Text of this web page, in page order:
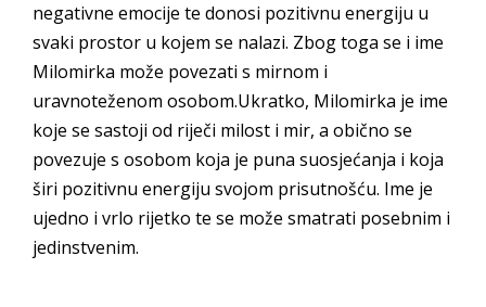
negativne emocije te donosi pozitivnu energiju u
svaki prostor u kojem se nalazi. Zbog toga se i ime
Milomirka može povezati s mirnom i
uravnoteženom osobom.Ukratko, Milomirka je ime
koje se sastoji od riječi milost i mir, a obično se
povezuje s osobom koja je puna suosjećanja i koja
širi pozitivnu energiju svojom prisutnošću. Ime je
ujedno i vrlo rijetko te se može smatrati posebnim i
jedinstvenim.